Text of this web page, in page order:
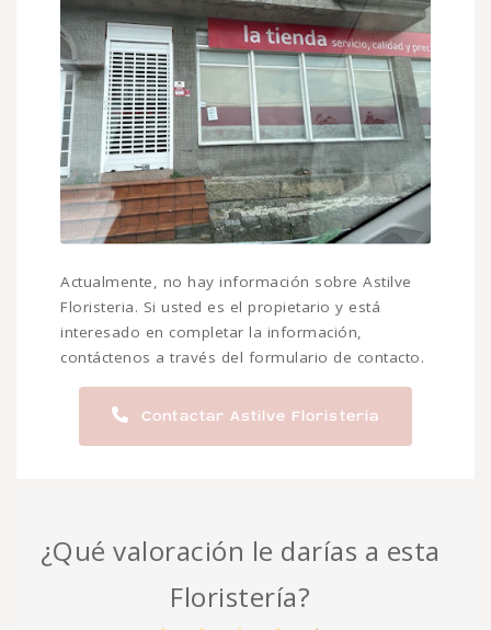
Actualmente, no hay información sobre Astilve
Floristeria. Si usted es el propietario y está
interesado en completar la información,
contáctenos a través del formulario de contacto.
Contactar Astilve Floristeria
¿Qué valoración le darías a esta
Floristería?